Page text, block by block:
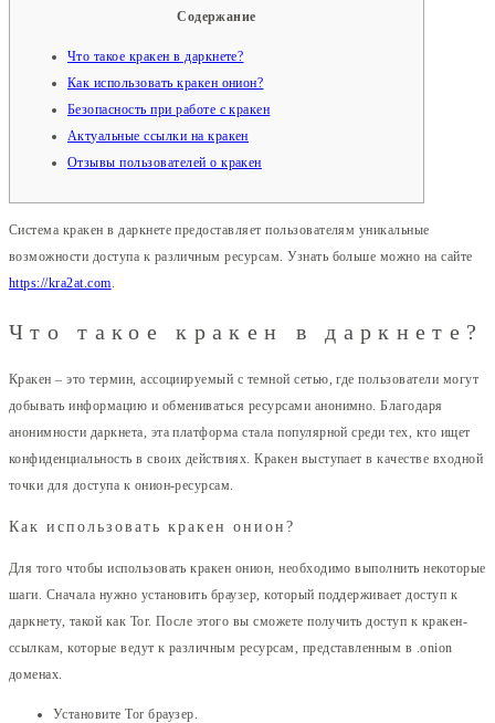
Содержание
Что такое кракен в даркнете?
Как использовать кракен онион?
Безопасность при работе с кракен
Актуальные ссылки на кракен
Отзывы пользователей о кракен
Система кракен в даркнете предоставляет пользователям уникальные
возможности доступа к различным ресурсам. Узнать больше можно на сайте
https://kra2at.com.
Что такое кракен в даркнете?
Кракен – это термин, ассоциируемый с темной сетью, где пользователи могут
добывать информацию и обмениваться ресурсами анонимно. Благодаря
анонимности даркнета, эта платформа стала популярной среди тех, кто ищет
конфиденциальность в своих действиях. Кракен выступает в качестве входной
точки для доступа к онион-ресурсам.
Как использовать кракен онион?
Для того чтобы использовать кракен онион, необходимо выполнить некоторые
шаги. Сначала нужно установить браузер, который поддерживает доступ к
даркнету, такой как Tor. После этого вы сможете получить доступ к кракен-
ссылкам, которые ведут к различным ресурсам, представленным в .onion
доменах.
Установите Tor браузер.